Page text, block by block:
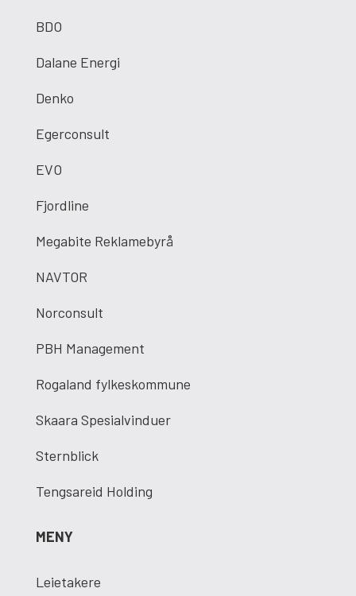
BDO
Dalane Energi
Denko
Egerconsult
EVO
Fjordline
Megabite Reklamebyrå
NAVTOR
Norconsult
PBH Management
Rogaland fylkeskommune
Skaara Spesialvinduer
Sternblick
Tengsareid Holding
MENY
Leietakere